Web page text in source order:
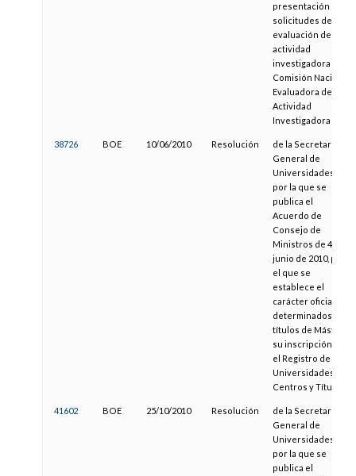
presentación de
solicitudes de
evaluación de la
actividad
investigadora a la
Comisión Nacional
Evaluadora de la
Actividad
Investigadora
38726 BOE 10/06/2010 Resolución
de la Secretaría
General de
Universidades,
por la que se
publica el
Acuerdo de
Consejo de
Ministros de 4 de
junio de 2010, por
el que se
establece el
carácter oficial de
determinados
títulos de Máster y
su inscripción en
el Registro de
Universidades,
Centros y Títulos
41602 BOE 25/10/2010 Resolución
de la Secretaría
General de
Universidades,
por la que se
publica el